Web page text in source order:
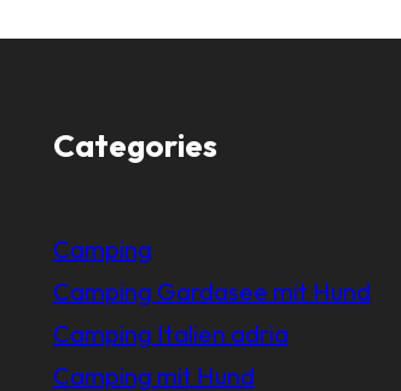
Categories
Camping
Camping Gardasee mit Hund
Camping Italien adria
Camping mit Hund